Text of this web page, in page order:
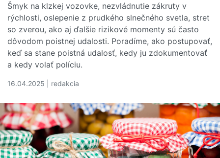
Šmyk na klzkej vozovke, nezvládnutie zákruty v
rýchlosti, oslepenie z prudkého slnečného svetla, stret
so zverou, ako aj ďalšie rizikové momenty sú často
dôvodom poistnej udalosti. Poradíme, ako postupovať,
keď sa stane poistná udalosť, kedy ju zdokumentovať
a kedy volať políciu.
16.04.2025 | redakcia